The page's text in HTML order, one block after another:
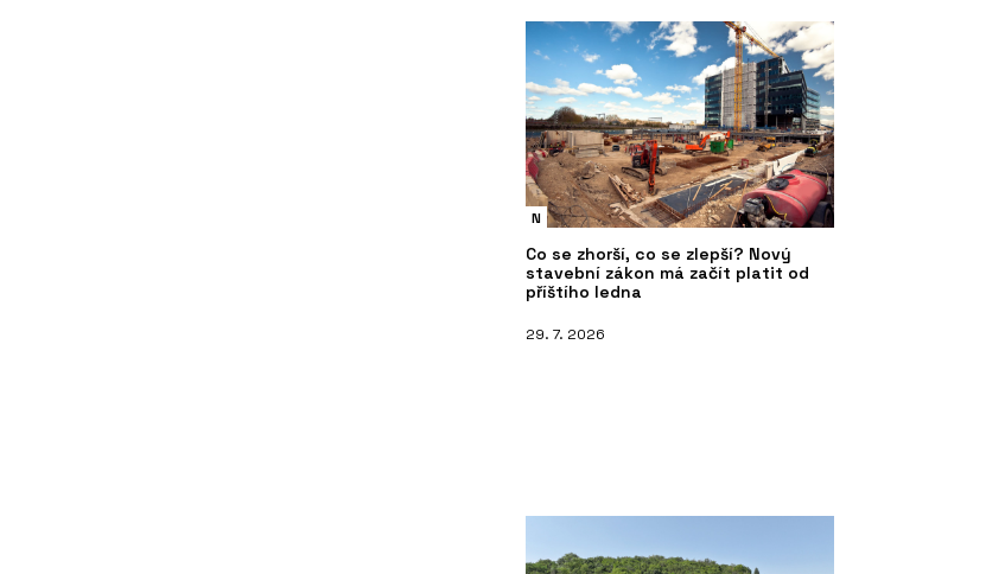
N
Co se zhorší, co se zlepší? Nový
stavební zákon má začít platit od
příštího ledna
29. 7. 2026